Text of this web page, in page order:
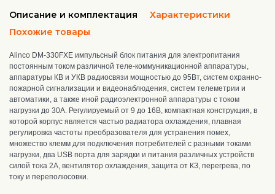
Описание и комплектация
Характеристики
Похожие товары
Alinco DM-330FXE импульсный блок питания для электропитания
постоянным током различной теле-коммуникационной аппаратуры,
аппаратуры КВ и УКВ радиосвязи мощностью до 95Вт, систем охранно-
пожарной сигнализации и видеонаблюдения, систем телеметрии и
автоматики, а также иной радиоэлектронной аппаратуры с током
нагрузки до 30А. Регулируемый от 9 до 16В, компактная конструкция, в
которой корпус является частью радиатора охлаждения, плавная
регулировка частоты преобразователя для устранения помех,
множество клемм для подключения потребителей с разными токами
нагрузки, два USB порта для зарядки и питания различных устройств
силой тока 2А, вентилятор охлаждения, защита от КЗ, перегрева, по
току и переполюсовки.